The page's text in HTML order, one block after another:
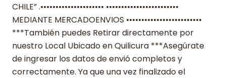
CHILE” .••••••••••••••••••••• ••••••••••••••••••••••••
MEDIANTE MERCADOENVIOS •••••••••••••••••••••••••
***También puedes Retirar directamente por
nuestro Local Ubicado en Quilicura ***Asegúrate
de ingresar los datos de envió completos y
correctamente. Ya que una vez finalizado el